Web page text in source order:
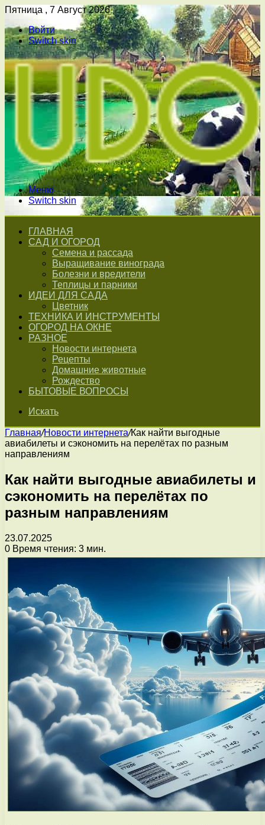
Пятница , 7 Август 2026
Войти
Switch skin
Меню
Switch skin
ГЛАВНАЯ
САД И ОГОРОД
Семена и рассада
Выращивание винограда
Болезни и вредители
Теплицы и парники
ИДЕИ ДЛЯ САДА
Цветник
ТЕХНИКА И ИНСТРУМЕНТЫ
ОГОРОД НА ОКНЕ
РАЗНОЕ
Новости интернета
Рецепты
Домашние животные
Рождество
БЫТОВЫЕ ВОПРОСЫ
Искать
Главная/Новости интернета/Как найти выгодные
авиабилеты и сэкономить на перелётах по разным
направлениям
Как найти выгодные авиабилеты и
сэкономить на перелётах по
разным направлениям
23.07.2025
0 Время чтения: 3 мин.